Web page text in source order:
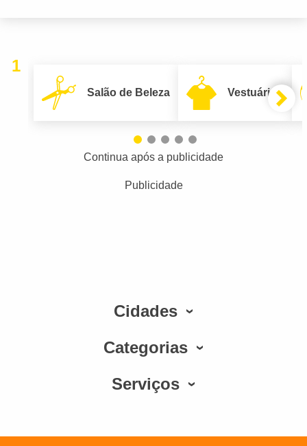
1
Salão de Beleza Vestuário
Continua após a publicidade
Publicidade
Cidades
Categorias
Serviços